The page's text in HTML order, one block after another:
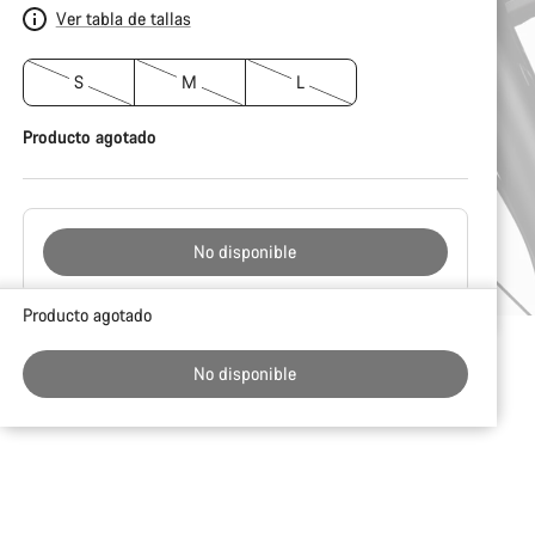
Ver tabla de tallas
S M L
Producto agotado
No disponible
Motivos
compra
Producto agotado
No disponible